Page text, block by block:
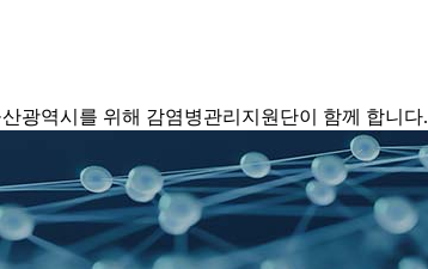
광역시를 위해 감염병관리지원단이 함께 합니다.